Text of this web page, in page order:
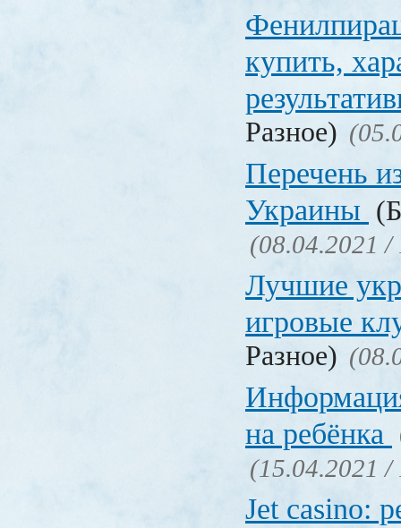
купить,
Разное)
Перечень
Украины
(08.04.2021 /
Лучшие
игровые
Разное)
на ребёнка
(15.04.2021 /
Jet casino: